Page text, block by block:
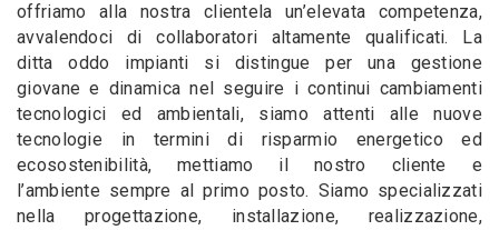
offriamo alla nostra clientela un’elevata competenza,
avvalendoci di collaboratori altamente qualificati. La
ditta oddo impianti si distingue per una gestione
giovane e dinamica nel seguire i continui cambiamenti
tecnologici ed ambientali, siamo attenti alle nuove
tecnologie in termini di risparmio energetico ed
ecosostenibilità, mettiamo il nostro cliente e
l’ambiente sempre al primo posto. Siamo specializzati
nella progettazione, installazione, realizzazione,